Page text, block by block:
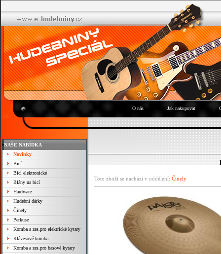
O nás Jak nakupovat
NAŠE NABÍDKA
Novinky
Bicí
Bicí elektronické
Blány na bicí
Hardware
Hudební dárky
Činely
Perkuse
Komba a zes.pro elektrické kytary
Klávesové komba
Komba a zes.pro basové kytary
Toto zboží se nachází v oddělení: Činely